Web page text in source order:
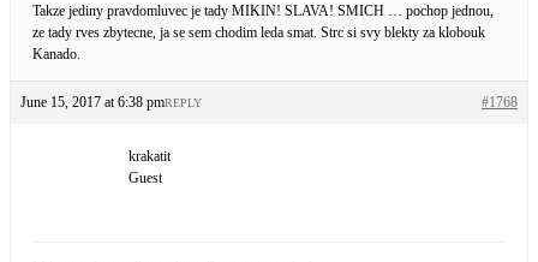
Takze jediny pravdomluvec je tady MIKIN! SLAVA! SMICH … pochop jednou,
ze tady rves zbytecne, ja se sem chodim leda smat. Strc si svy blekty za klobouk
Kanado.
June 15, 2017 at 6:38 pm #1768
REPLY
krakatit
Guest